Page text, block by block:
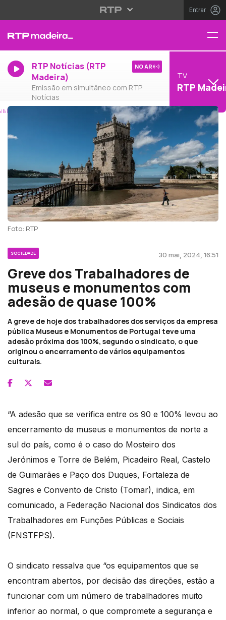
Entrar
RTP Notícias (RTP
Madeira)
Emissão em simultâneo com RTP
Notícias
NO AR
TV
RTP
Foto: RTP
SOCIEDADE 30 mai, 2024, 16:51
Greve dos Trabalhadores de
museus e monumentos com
adesão de quase 100%
A greve de hoje dos trabalhadores dos serviços da empresa
pública Museus e Monumentos de Portugal teve uma
adesão próxima dos 100%, segundo o sindicato, o que
originou o encerramento de vários equipamentos
culturais.
“A adesão que se verifica entre os 90 e 100% levou ao
encerramento de museus e monumentos de norte a
sul do país, como é o caso do Mosteiro dos
Jerónimos e Torre de Belém, Picadeiro Real, Castelo
de Guimarães e Paço dos Duques, Fortaleza de
Sagres e Convento de Cristo (Tomar), indica, em
comunicado, a Federação Nacional dos Sindicatos dos
Trabalhadores em Funções Públicas e Sociais
(FNSTFPS).
O sindicato ressalva que “os equipamentos que se
encontram abertos, por decisão das direções, estão a
funcionar com um número de trabalhadores muito
inferior ao normal, o que compromete a segurança e